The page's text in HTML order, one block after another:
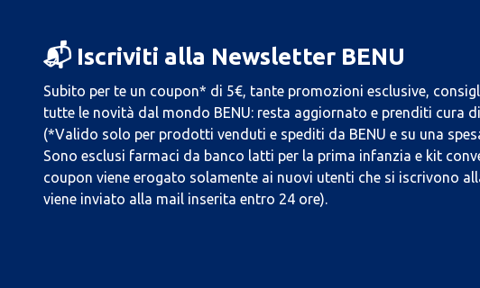
📬 Iscriviti alla Newsletter BENU
Subito per te un coupon* di 5€, tante promozioni esclusive,
tutte le novità dal mondo BENU: resta aggiornato e prenditi cura
(*Valido solo per prodotti venduti e spediti da BENU e su una
Sono esclusi farmaci da banco latti per la prima infanzia e kit
coupon viene erogato solamente ai nuovi utenti che si iscrivono
viene inviato alla mail inserita entro 24 ore).